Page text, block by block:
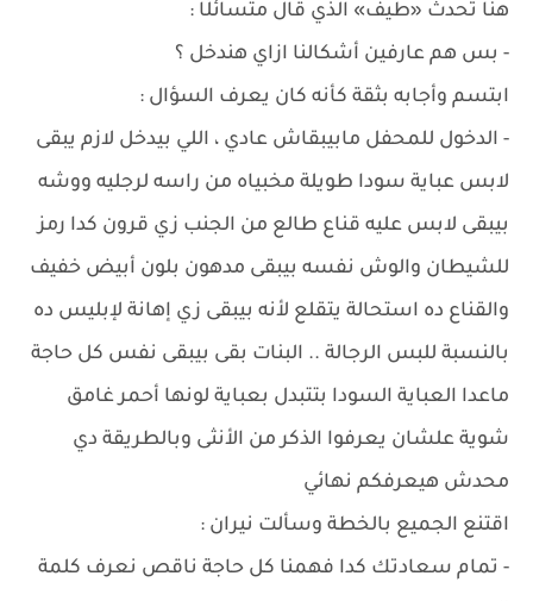
هنا تحدث «طيف» الذي قال متسائلًا :
- بس هم عارفين أشكالنا ازاي هندخل ؟
ابتسم وأجابه بثقة كأنه كان يعرف السؤال :
- الدخول للمحفل مابيبقاش عادي ، اللي بيدخل لازم يبقى
لابس عباية سودا طويلة مخبياه من راسه لرجليه ووشه
بيبقى لابس عليه قناع طالع من الجنب زي قرون كدا رمز
للشيطان والوش نفسه بيبقى مدهون بلون أبيض خفيف
والقناع ده استحالة يتقلع لأنه بيبقى زي إهانة لإبليس ده
بالنسبة للبس الرجالة .. البنات بقى بيبقى نفس كل حاجة
ماعدا العباية السودا بتتبدل بعباية لونها أحمر غامق
شوية علشان يعرفوا الذكر من الأنثى وبالطريقة دي
محدش هيعرفكم نهائي
اقتنع الجميع بالخطة وسألت نيران :
- تمام سعادتك كدا فهمنا كل حاجة ناقص نعرف كلمة